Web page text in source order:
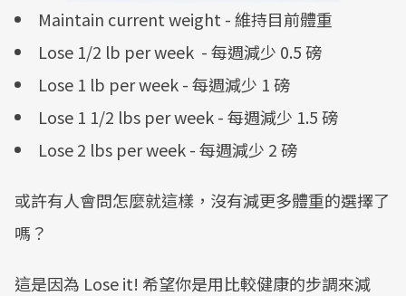
Maintain current weight - 維持目前體重
Lose 1/2 lb per week - 每週減少 0.5 磅
Lose 1 lb per week - 每週減少 1 磅
Lose 1 1/2 lbs per week - 每週減少 1.5 磅
Lose 2 lbs per week - 每週減少 2 磅
或許有人會問怎麼就這樣，沒有減更多體重的選擇了
嗎？
這是因為 Lose it! 希望你是用比較健康的步調來減